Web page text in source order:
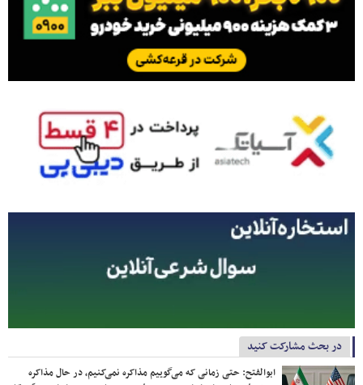
در بحث مشارکت کنید
ابوالفتح: حتی زمانی که می‌گوییم مذاکره نمی‌کنیم، در حال مذاکره